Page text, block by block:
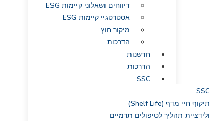
דיווחים ושאלוני קיימות ESG
אסטרטגיי קיימות ESG
מיקור חוץ
הדרכות
חדשנות
הדרכות
SSC
תיקוף חיי מדף (Shelf Life)
ולידציית תהליך לטיפולים תרמיים